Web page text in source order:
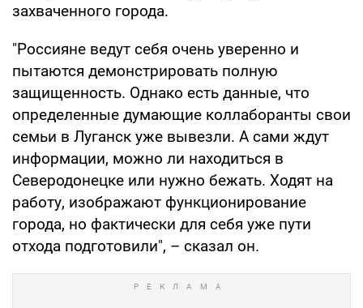
захваченного города.
"Россияне ведут себя очень уверенно и
пытаются демонстрировать полную
защищенность. Однако есть данные, что
определенные думающие коллаборанты свои
семьи в Луганск уже вывезли. А сами ждут
информации, можно ли находиться в
Северодонецке или нужно бежать. Ходят на
работу, изображают функционирование
города, но фактически для себя уже пути
отхода подготовили", – сказал он.